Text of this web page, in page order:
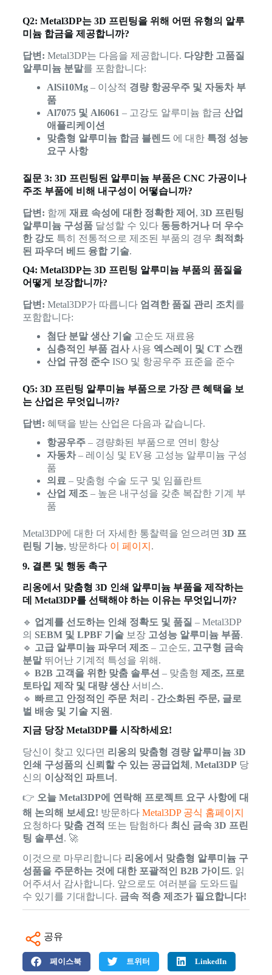
Q2: Metal3DP는 3D 프린팅을 위해 어떤 유형의 알루
미늄 합금을 제공합니까?
답변: Metal3DP는 다음을 제공합니다. 다양한 고품질
알루미늄 분말를 포함합니다:
AlSi10Mg– 이상적 경량 항공우주 및 자동차 부
품
Al7075 및 Al6061 – 고강도 알루미늄 합금 산업
애플리케이션
맞춤형 알루미늄 합금 블렌드에 대한 특정 성능
요구 사항
질문 3: 3D 프린팅된 알루미늄 부품은 CNC 가공이나
주조 부품에 비해 내구성이 어떻습니까?
답변: 함께 재료 속성에 대한 정확한 제어 , 3D 프린팅
알루미늄 구성품달성할 수 있다 동등하거나 더 우수
한 강도 특히 전통적으로 제조된 부품의 경우 최적화
된 파우더 베드 융합 기술.
Q4: Metal3DP는 3D 프린팅 알루미늄 부품의 품질을
어떻게 보장합니까?
답변: Metal3DP가 따릅니다 엄격한 품질 관리 조치 를
포함합니다:
첨단 분말 생산 기술고순도 재료용
심층적인 부품 검사사용 엑스레이 및 CT 스캔
산업 규정 준수ISO 및 항공우주 표준을 준수
Q5: 3D 프린팅 알루미늄 부품으로 가장 큰 혜택을 보
는 산업은 무엇입니까?
답변: 혜택을 받는 산업은 다음과 같습니다.
항공우주– 경량화된 부품으로 연비 향상
자동차– 레이싱 및 EV용 고성능 알루미늄 구성
품
의료 – 맞춤형 수술 도구 및 임플란트
산업 제조 – 높은 내구성을 갖춘 복잡한 기계 부
품
Metal3DP에 대한 더 자세한 통찰력을 얻으려면 3D 프
린팅 기능, 방문하다 이 페이지 .
9. 결론 및 행동 촉구
리옹에서 맞춤형 3D 인쇄 알루미늄 부품을 제작하는
데 Metal3DP를 선택해야 하는 이유는 무엇입니까?
🔹 업계를 선도하는 인쇄 정확도 및 품질 – Metal3DP
의 SEBM 및 LPBF 기술보장 고성능 알루미늄 부품.
🔹 고급 알루미늄 파우더 제조 – 고순도, 고구형 금속
분말뛰어난 기계적 특성을 위해.
🔹 B2B 고객을 위한 맞춤 솔루션 – 맞춤형 제조, 프로
토타입 제작 및 대량 생산서비스.
🔹 빠르고 안정적인 주문 처리 - 간소화된 주문, 글로
벌 배송 및 기술 지원 .
지금 당장 Metal3DP를 시작하세요!
당신이 찾고 있다면 리옹의 맞춤형 경량 알루미늄 3D
인쇄 구성품의 신뢰할 수 있는 공급업체 , Metal3DP당
신의 이상적인 파트너 .
👉 오늘 Metal3DP에 연락해 프로젝트 요구 사항에 대
해 논의해 보세요! 방문하다 Metal3DP 공식 홈페이지
요청하다 맞춤 견적 또는 탐험하다 최신 금속 3D 프린
팅 솔루션 . 🚀
이것으로 마무리합니다 리옹에서 맞춤형 알루미늄 구
성품을 주문하는 것에 대한 포괄적인 B2B 가이드. 읽
어주셔서 감사합니다. 앞으로도 여러분을 도와드릴
수 있기를 기대합니다. 금속 적층 제조가 필요합니다!
공유
페이스북 트위터 LinkedIn